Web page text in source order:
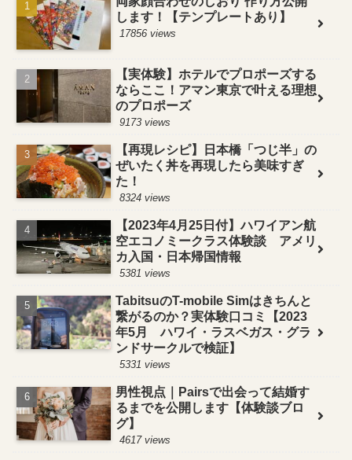
します！【テンプレートあり】
17856 views
【実体験】ホテルでプロポーズする
ならここ！アマン東京で叶える理想
のプロポーズ
9173 views
【再現レシピ】日本橋「つじ半」の
ぜいたく丼を再現したら美味すぎ
た！
8324 views
【2023年4月25日付】ハワイアン航
空エコノミークラス体験談 アメリ
カ入国・日本帰国情報
5381 views
TabitsuのT-mobile Simはきちんと
繋がるのか？実体験口コミ【2023
年5月 ハワイ・ラスベガス・グラ
ンドサークルで検証】
5331 views
男性視点｜Pairsで出会って結婚す
るまでを公開します【体験談ブロ
グ】
4617 views